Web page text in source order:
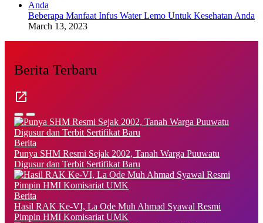
Beberapa Manfaat Infus Water Lemo Untuk Kesehatan Anda
March 13, 2023
Berita Terbaru
Berita
Punya SHM Resmi Sejak 2002, Tanah Warga Puuwatu
Digusur dan Terbit Sertifikat Baru
Berita
Hasil RAK Ke-VI, La Ode Muh Ahmad Syawal Resmi
Pimpin HMI Komisariat UMK